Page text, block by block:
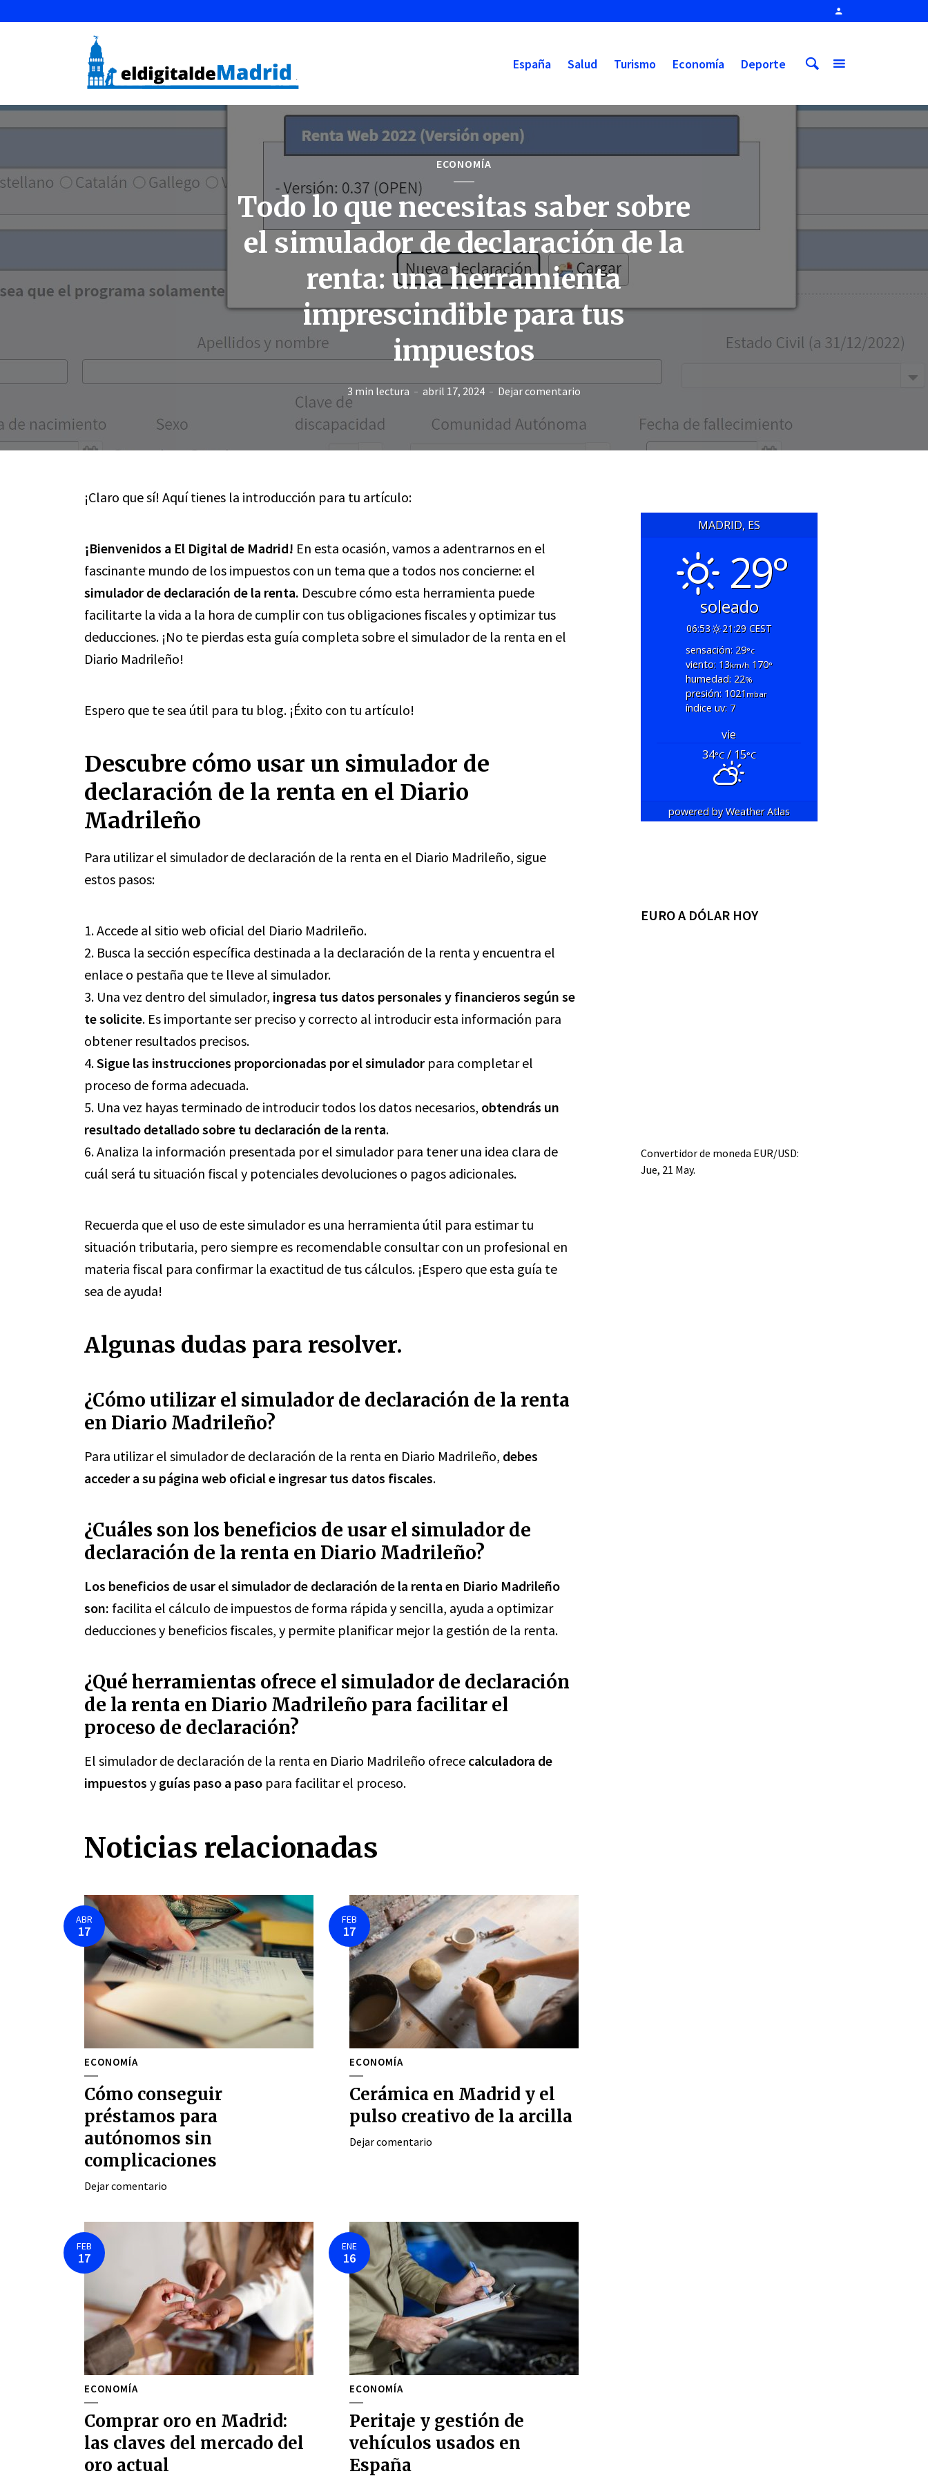
España Salud Turismo Economía Deporte
ECONOMÍA
Todo lo que necesitas saber sobre
el simulador de declaración de la
renta: una herramienta
imprescindible para tus
impuestos
3 min lectura abril 17, 2024 Dejar comentario
¡Claro que sí! Aquí tienes la introducción para tu artículo:
¡Bienvenidos a El Digital de Madrid! En esta ocasión, vamos a adentrarnos en el
fascinante mundo de los impuestos con un tema que a todos nos concierne: el
simulador de declaración de la renta. Descubre cómo esta herramienta puede
facilitarte la vida a la hora de cumplir con tus obligaciones fiscales y optimizar tus
deducciones. ¡No te pierdas esta guía completa sobre el simulador de la renta en el
Diario Madrileño!
Espero que te sea útil para tu blog. ¡Éxito con tu artículo!
Descubre cómo usar un simulador de
declaración de la renta en el Diario
Madrileño
Para utilizar el simulador de declaración de la renta en el Diario Madrileño, sigue
estos pasos:
1. Accede al sitio web oficial del Diario Madrileño.
2. Busca la sección específica destinada a la declaración de la renta y encuentra el
enlace o pestaña que te lleve al simulador.
3. Una vez dentro del simulador, ingresa tus datos personales y financieros según se
te solicite. Es importante ser preciso y correcto al introducir esta información para
obtener resultados precisos.
4.Sigue las instrucciones proporcionadas por el simulador para completar el
proceso de forma adecuada.
5. Una vez hayas terminado de introducir todos los datos necesarios, obtendrás un
resultado detallado sobre tu declaración de la renta.
6. Analiza la información presentada por el simulador para tener una idea clara de
cuál será tu situación fiscal y potenciales devoluciones o pagos adicionales.
Recuerda que el uso de este simulador es una herramienta útil para estimar tu
situación tributaria, pero siempre es recomendable consultar con un profesional en
materia fiscal para confirmar la exactitud de tus cálculos. ¡Espero que esta guía te
sea de ayuda!
Algunas dudas para resolver.
¿Cómo utilizar el simulador de declaración de la renta
en Diario Madrileño?
Para utilizar el simulador de declaración de la renta en Diario Madrileño, debes
acceder a su página web oficial e ingresar tus datos fiscales.
¿Cuáles son los beneficios de usar el simulador de
declaración de la renta en Diario Madrileño?
Los beneficios de usar el simulador de declaración de la renta en Diario Madrileño
son: facilita el cálculo de impuestos de forma rápida y sencilla, ayuda a optimizar
deducciones y beneficios fiscales, y permite planificar mejor la gestión de la renta.
¿Qué herramientas ofrece el simulador de declaración
de la renta en Diario Madrileño para facilitar el
proceso de declaración?
El simulador de declaración de la renta en Diario Madrileño ofrece calculadora de
impuestos y guías paso a paso para facilitar el proceso.
Noticias relacionadas
ABR
17
ECONOMÍA
Cómo conseguir
préstamos para
autónomos sin
complicaciones
Dejar comentario
FEB
17
ECONOMÍA
Cerámica en Madrid y el
pulso creativo de la arcilla
Dejar comentario
FEB
17
ECONOMÍA
Comprar oro en Madrid:
las claves del mercado del
oro actual
ENE
16
ECONOMÍA
Peritaje y gestión de
vehículos usados en
España
MADRID, ES
29°
soleado
06:53
21:29 CEST
sensación: 29°c
viento: 13km/h 170°
humedad: 22%
presión: 1021 mbar
índice uv: 7
vie
34°C/ 15°C
powered byWeather Atlas
EURO A DÓLAR HOY
Convertidor de moneda EUR/USD:
Jue, 21 May.